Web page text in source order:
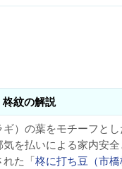
柊紋の解説
）の葉をモチーフと
を払いによる家内安
れた「柊に打ち豆（市橋